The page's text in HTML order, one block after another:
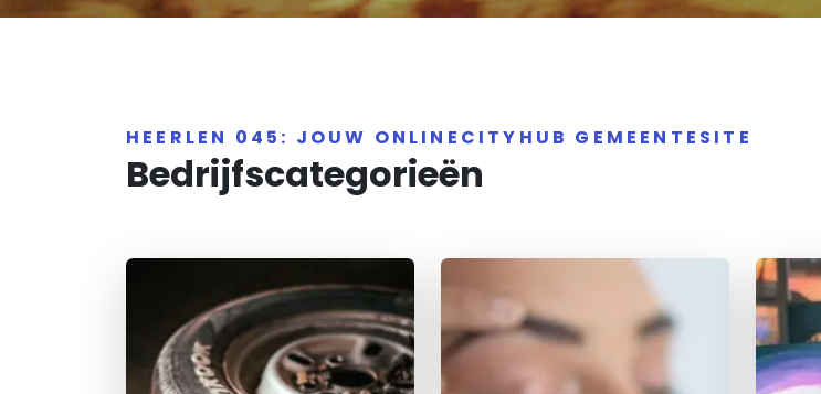
HEERLEN 045: JOUW ONLINECITYHUB GEMEENTESITE
Bedrijfscategorieën